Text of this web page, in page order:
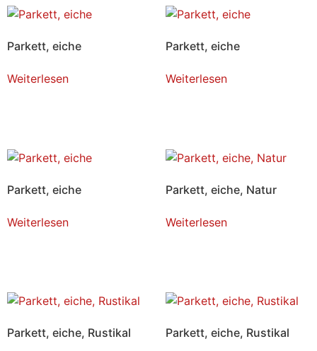
Parkett, eiche
Weiterlesen
Parkett, eiche
Weiterlesen
Parkett, eiche
Weiterlesen
Parkett, eiche, Natur
Weiterlesen
Parkett, eiche, Rustikal Parkett, eiche, Rustikal